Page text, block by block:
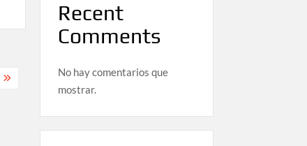
Recent
Comments
No hay comentarios que
mostrar.